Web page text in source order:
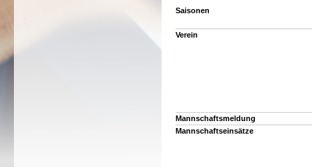
Saisonen
Verein
Mannschaftsmeldung
Mannschaftseinsätze